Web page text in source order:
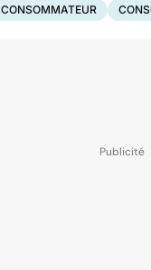
CONSOMMATEUR